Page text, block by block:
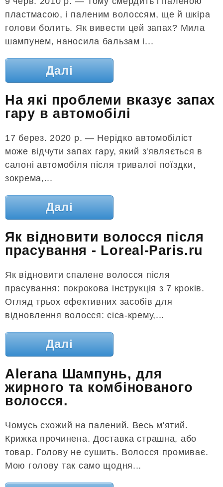
пластмасою, і паленим волоссям, ще й шкіра
голови болить. Як вивести цей запах? Мила
шампунем, наносила бальзам і...
Далі
На які проблеми вказує запах
гару в автомобілі
17 берез. 2020 р. — Нерідко автомобіліст
може відчути запах гару, який з'являється в
салоні автомобіля після тривалої поїздки,
зокрема,...
Далі
Як відновити волосся після
прасування - Loreal-Paris.ru
Як відновити спалене волосся після
прасування: покрокова інструкція з 7 кроків.
Огляд трьох ефективних засобів для
відновлення волосся: cica-крему,...
Далі
Alerana Шампунь, для
жирного та комбінованого
волосся.
Чомусь схожий на палений. Весь м'ятий.
Крижка прочинена. Доставка страшна, або
товар. Голову не сушить. Волосся промиває.
Мою голову так само щодня...